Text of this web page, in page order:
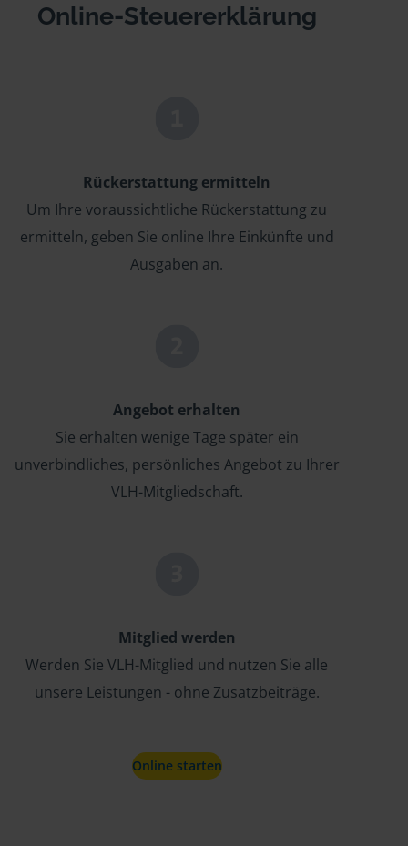
Online-Steuererklärung
Rückerstattung ermitteln
Um Ihre voraussichtliche Rückerstattung zu
ermitteln, geben Sie online Ihre Einkünfte und
Ausgaben an.
Angebot erhalten
Sie erhalten wenige Tage später ein
unverbindliches, persönliches Angebot zu Ihrer
VLH-Mitgliedschaft.
Mitglied werden
Werden Sie VLH-Mitglied und nutzen Sie alle
unsere Leistungen - ohne Zusatzbeiträge.
Online starten